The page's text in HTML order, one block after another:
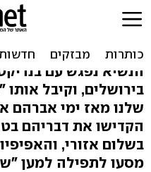
פרס
"מסר של
בירושלים, וקיבל
שלנו מאז ימי אברהם
הקדישו את דבריהם
בשלום אזורי,
מסעו לתפילה למען